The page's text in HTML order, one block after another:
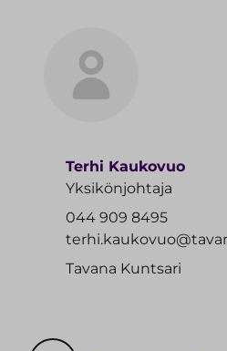
Terhi Kaukovuo
Yksikönjohtaja
044 909 8495
Tavana Kuntsari